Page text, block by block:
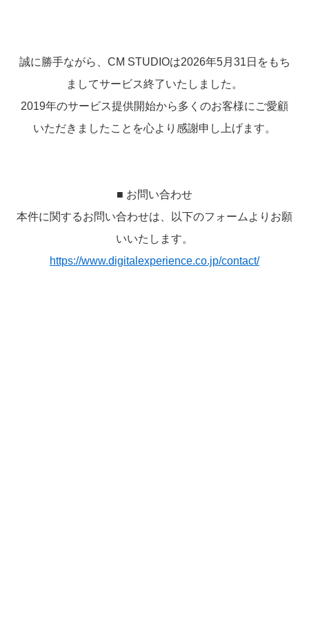
誠に勝手ながら、CM STUDIOは2026年5月31日をもち
ましてサービス終了いたしました。
2019年のサービス提供開始から多くのお客様にご愛顧
いただきましたことを心より感謝申し上げます。
■ お問い合わせ
本件に関するお問い合わせは、以下のフォームよりお願
いいたします。
https://www.digitalexperience.co.jp/contact/